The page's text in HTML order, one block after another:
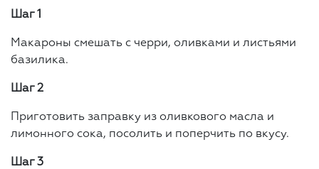
Шаг 1
Макароны смешать с черри, оливками и листьями
базилика.
Шаг 2
Приготовить заправку из оливкового масла и
лимонного сока, посолить и поперчить по вкусу.
Шаг 3